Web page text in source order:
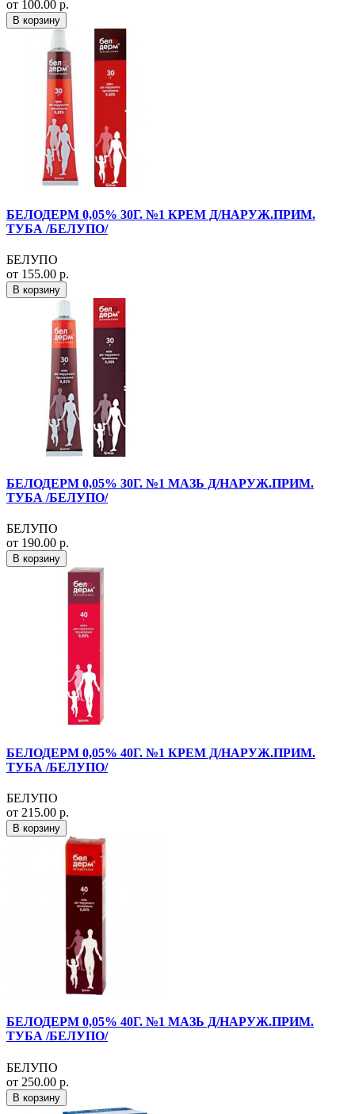
от 100.00 р.
В корзину
БЕЛОДЕРМ 0,05% 30Г. №1 КРЕМ Д/НАРУЖ.ПРИМ.
ТУБА /БЕЛУПО/
БЕЛУПО
от 155.00 р.
В корзину
БЕЛОДЕРМ 0,05% 30Г. №1 МАЗЬ Д/НАРУЖ.ПРИМ.
ТУБА /БЕЛУПО/
БЕЛУПО
от 190.00 р.
В корзину
БЕЛОДЕРМ 0,05% 40Г. №1 КРЕМ Д/НАРУЖ.ПРИМ.
ТУБА /БЕЛУПО/
БЕЛУПО
от 215.00 р.
В корзину
БЕЛОДЕРМ 0,05% 40Г. №1 МАЗЬ Д/НАРУЖ.ПРИМ.
ТУБА /БЕЛУПО/
БЕЛУПО
от 250.00 р.
В корзину